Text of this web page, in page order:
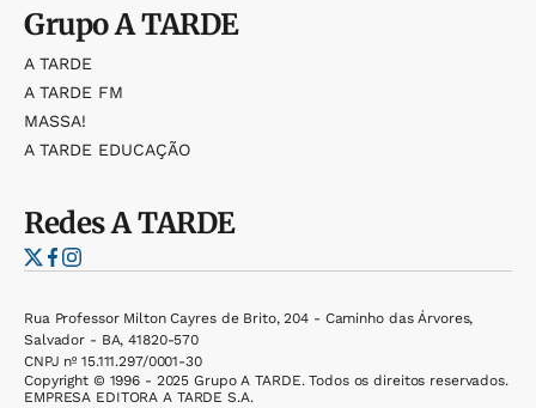
GrupoA TARDE
A TARDE
A TARDE FM
MASSA!
A TARDE EDUCAÇÃO
RedesA TARDE
Rua Professor Milton Cayres de Brito, 204 - Caminho das Árvores,
Salvador - BA, 41820-570
CNPJ nº 15.111.297/0001-30
Copyright © 1996 - 2025 Grupo A TARDE. Todos os direitos reservados.
EMPRESA EDITORA A TARDE S.A.